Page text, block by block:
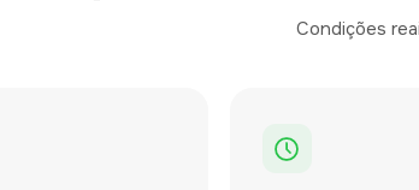
Condições